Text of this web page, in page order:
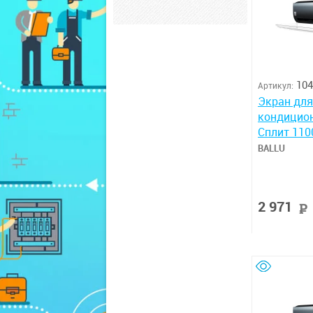
Артикул:
Экран
Сплит
BALLU
2 971